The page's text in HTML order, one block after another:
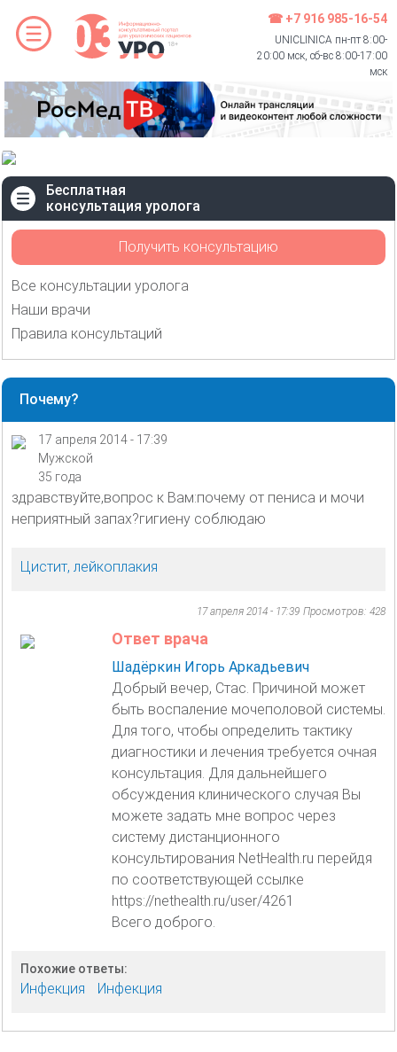
☎ +7 916 985-16-54
UNICLINICA пн-пт 8:00-
20:00 мск, сб-вс 8:00-17:00
мск
Бесплатная
консультация уролога
Получить консультацию
Все консультации уролога
Наши врачи
Правила консультаций
Почему?
17 апреля 2014 - 17:39
Мужской
35 года
здравствуйте,вопрос к Вам:почему от пениса и мочи
неприятный запах?гигиену соблюдаю
Цистит, лейкоплакия
17 апреля 2014 - 17:39 Просмотров: 428
Ответ врача
Шадёркин Игорь Аркадьевич
Добрый вечер, Стас. Причиной может
быть воспаление мочеполовой системы.
Для того, чтобы определить тактику
диагностики и лечения требуется очная
консультация. Для дальнейшего
обсуждения клинического случая Вы
можете задать мне вопрос через
систему дистанционного
консультирования NetHealth.ru перейдя
по соответствующей ссылке
https://nethealth.ru/user/4261
Всего доброго.
Похожие ответы:
Инфекция Инфекция